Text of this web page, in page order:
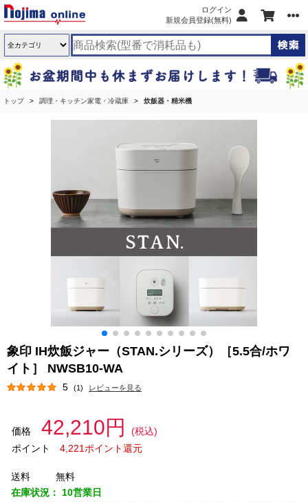
ログイン
新規会員登録(無料)
トップ 調理・キッチン家電・冷蔵庫 炊飯器・精米機
象印 IH炊飯ジャー（STAN.シリーズ）［5.5合/ホワ
イト］ NWSB10-WA
5 (1) レビューを見る
価格 42,210円
(税込)
ポイント
4,221ポイント還元
送料
無料
在庫状況： 10営業日